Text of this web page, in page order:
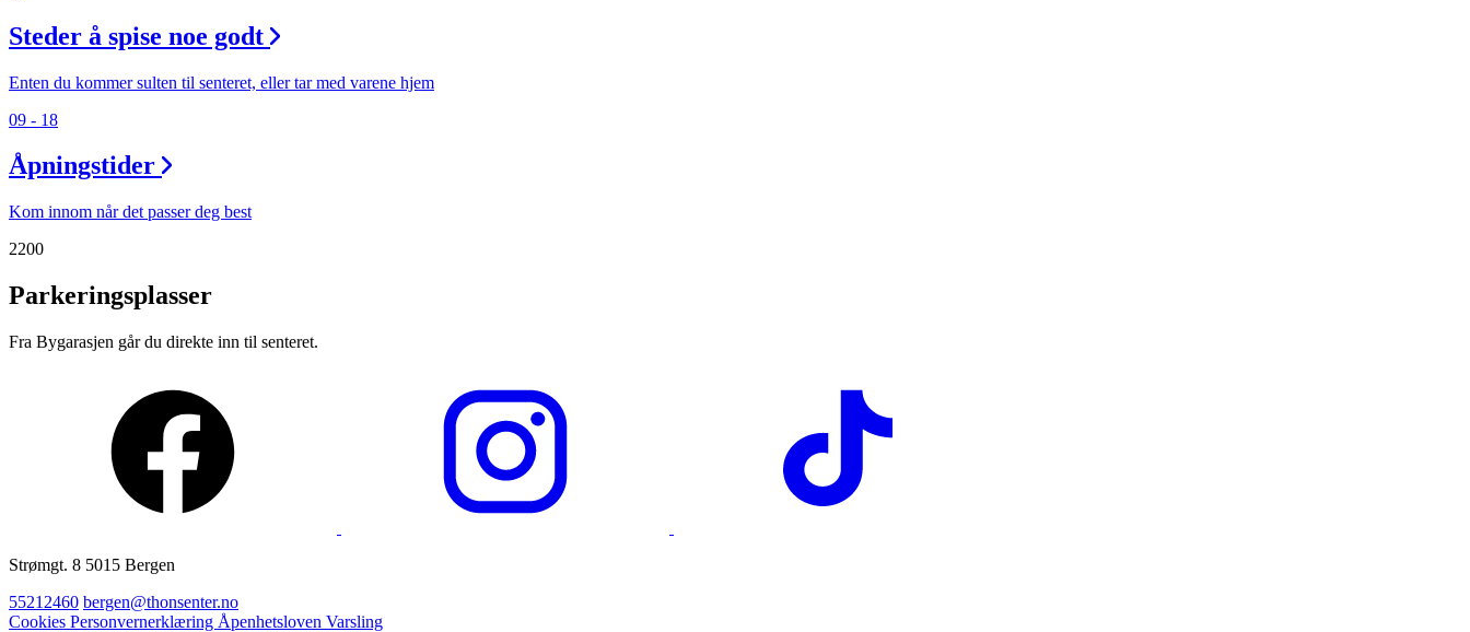
Åpningstider
Praktisk informasjon
Magasin
Gavekort
Steder å spise noe godt
Enten du kommer sulten til senteret, eller tar med varene hjem
09 - 18
Åpningstider
Kom innom når det passer deg best
2200
Parkeringsplasser
Fra Bygarasjen går du direkte inn til senteret.
Strømgt. 8 5015 Bergen
55212460 bergen@thonsenter.no
Cookies Personvernerklæring Åpenhetsloven Varsling